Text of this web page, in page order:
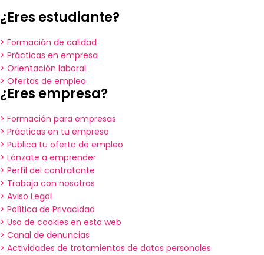
¿Eres estudiante?
> Formación de calidad
> Prácticas en empresa
> Orientación laboral
> Ofertas de empleo
¿Eres empresa?
> Formación para empresas
> Prácticas en tu empresa
> Publica tu oferta de empleo
> Lánzate a emprender
> Perfil del contratante
> Trabaja con nosotros
> Aviso Legal
> Política de Privacidad
> Uso de cookies en esta web
> Canal de denuncias
> Actividades de tratamientos de datos personales